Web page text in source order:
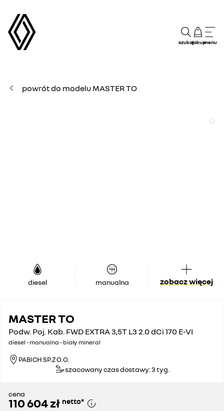
szukajzakupmenu
powrót do modelu MASTER TO
diesel manualna zobacz więcej
MASTER TO
Podw. Poj. Kab. FWD EXTRA 3,5T L3 2.0 dCi 170 E-VI
diesel - manualna - biały mineral
PABICH SP.Z O.O.
szacowany czas dostawy: 3 tyg.
cena
110 604 zł netto*